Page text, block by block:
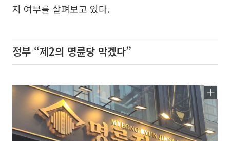
지 여부를 살펴보고 있다.
정부 “제2의 명륜당 막겠다”